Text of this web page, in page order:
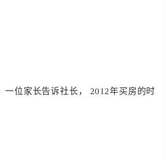
位家长告诉社长， 2012年买房的时